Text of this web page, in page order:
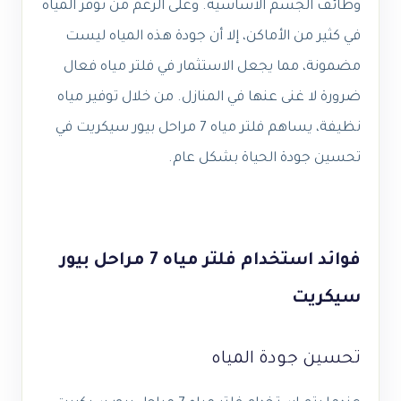
وظائف الجسم الأساسية. وعلى الرغم من توفر المياه
في كثير من الأماكن، إلا أن جودة هذه المياه ليست
مضمونة، مما يجعل الاستثمار في فلتر مياه فعال
ضرورة لا غنى عنها في المنازل. من خلال توفير مياه
نظيفة، يساهم فلتر مياه 7 مراحل بيور سيكريت في
تحسين جودة الحياة بشكل عام.
فوائد استخدام فلتر مياه 7 مراحل بيور
سيكريت
تحسين جودة المياه